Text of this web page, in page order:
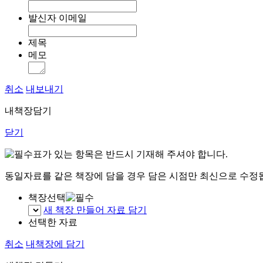
발신자 이메일
제목
메모
취소 내보내기
내책장담기
닫기
표가 있는 항목은 반드시 기재해 주셔야 합니다.
동일자료를 같은 책장에 담을 경우 담은 시점만 최신으로 수정
책장선택
새 책장 만들어 자료 담기
선택한 자료
취소 내책장에 담기